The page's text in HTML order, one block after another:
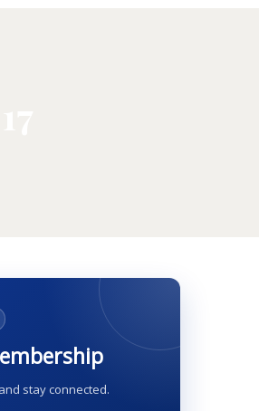
stay connected.